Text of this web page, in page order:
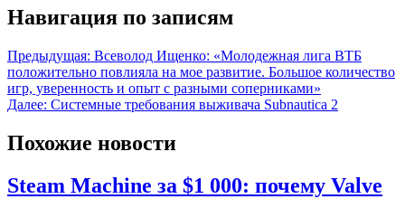
Навигация по записям
Предыдущая: Всеволод Ищенко: «Молодежная лига ВТБ
положительно повлияла на мое развитие. Большое количество
игр, уверенность и опыт с разными соперниками»
Далее: Системные требования выживача Subnautica 2
Похожие новости
Steam Machine за $1 000: почему Valve